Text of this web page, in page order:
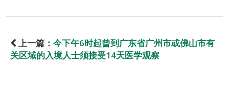
上一篇： 今下午6时起曾到广东省广州市或佛山市有
关区域的入境人士须接受14天医学观察